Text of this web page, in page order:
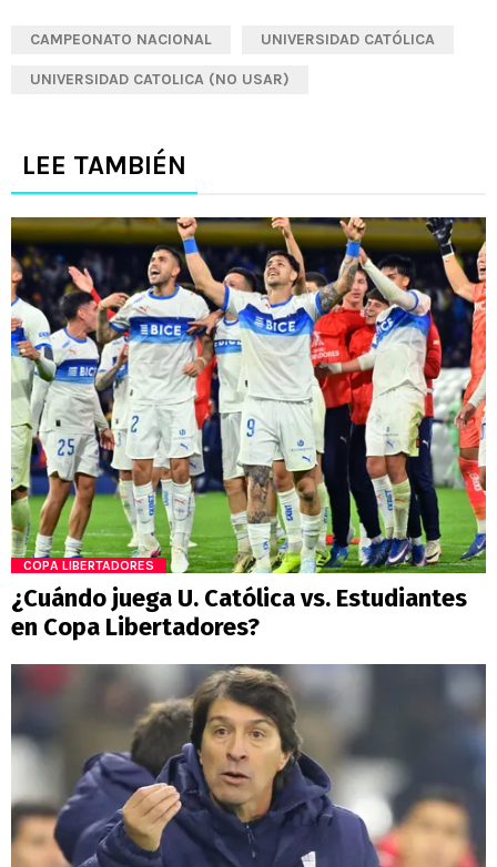
CAMPEONATO NACIONAL UNIVERSIDAD CATÓLICA
UNIVERSIDAD CATOLICA (NO USAR)
LEE TAMBIÉN
COPA LIBERTADORES
¿Cuándo juega U. Católica vs. Estudiantes
en Copa Libertadores?